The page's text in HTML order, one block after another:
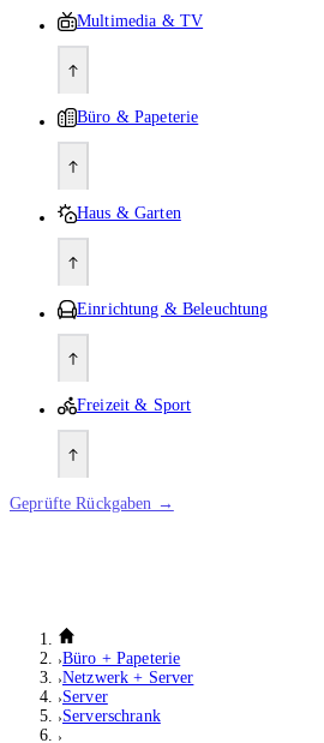
Multimedia & TV
Büro & Papeterie
Haus & Garten
Einrichtung & Beleuchtung
Freizeit & Sport
Geprüfte Rückgaben →
Büro + Papeterie
Netzwerk + Server
Server
Serverschrank